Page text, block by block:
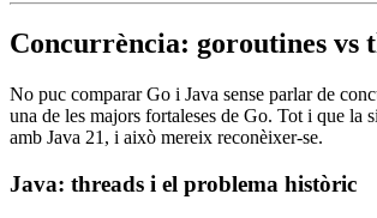
Concurrència: goroutines vs
No puc comparar Go i Java sense parlar de
una de les majors fortaleses de Go. Tot i que la
amb Java 21, i això mereix reconèixer-se.
Java: threads i el problema històric